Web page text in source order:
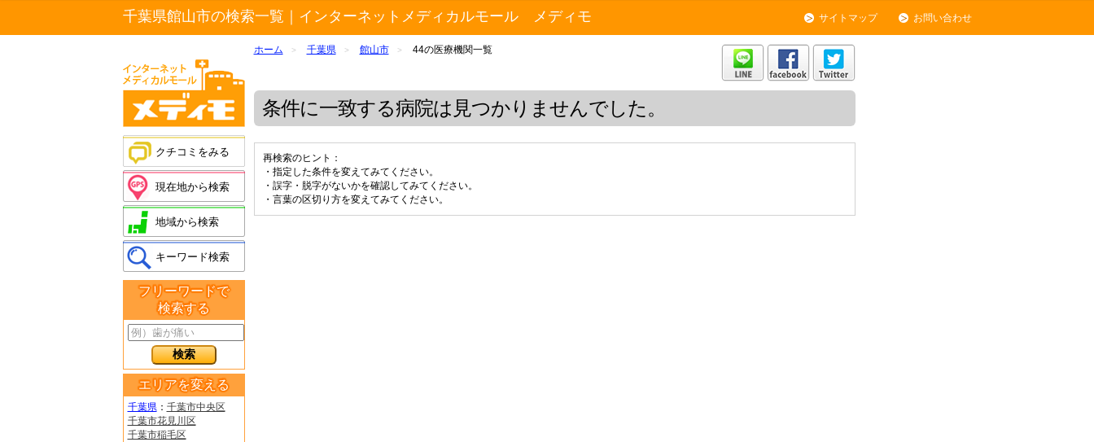
千葉県館山市の検索一覧｜インターネットメディカルモール メディモ サイトマップ お問い合わせ
クチコミをみる
現在地から検索
地域から検索
キーワード検索
フリーワードで
検索する
エリアを変える
千葉県： 千葉市中央区
千葉市花見川区
千葉市稲毛区
ホーム > 千葉県 > 館山市 > 44の医療機関一覧
条件に一致する病院は見つかりませんでした。
再検索のヒント：
・指定した条件を変えてみてください。
・誤字・脱字がないかを確認してみてください。
・言葉の区切り方を変えてみてください。